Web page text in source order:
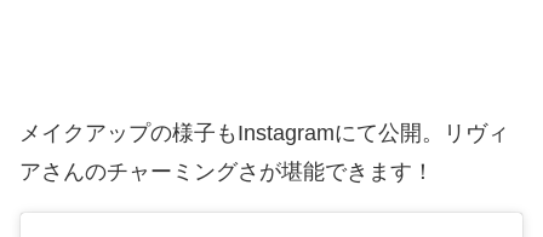
メイクアップの様子もInstagramにて公開。リヴィ
アさんのチャーミングさが堪能できます！